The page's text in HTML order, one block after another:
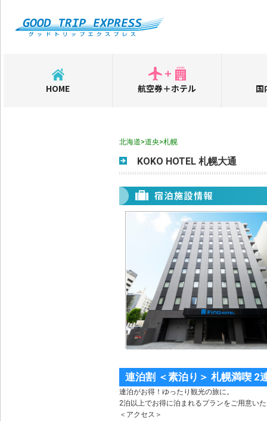
HOME 航空券＋ホテル 国
北海道>道央>札幌
KOKO HOTEL 札幌大通
連泊割 ＜素泊り＞ 札幌満喫 2
連泊がお得！ゆったり観光の旅に。
2泊以上でお得に泊まれるプランをご用意い
＜アクセス＞